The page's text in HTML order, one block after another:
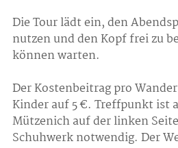
Die Tour lädt ein, den
nutzen und den Kopf frei zu
können warten.
Der Kostenbeitrag pro
Kinder auf 5 €. Treffpunkt ist
Mützenich auf der linken
Schuhwerk notwendig. Der